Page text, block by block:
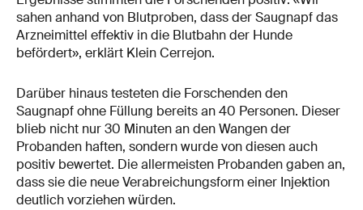
sahen anhand von Blutproben, dass der Saugnapf das
Arzneimittel effektiv in die Blutbahn der Hunde
befördert», erklärt Klein Cerrejon.
Darüber hinaus testeten die Forschenden den
Saugnapf ohne Füllung bereits an 40 Personen. Dieser
blieb nicht nur 30 Minuten an den Wangen der
Probanden haften, sondern wurde von diesen auch
positiv bewertet. Die allermeisten Probanden gaben an,
dass sie die neue Verabreichungsform einer Injektion
deutlich vorziehen würden.